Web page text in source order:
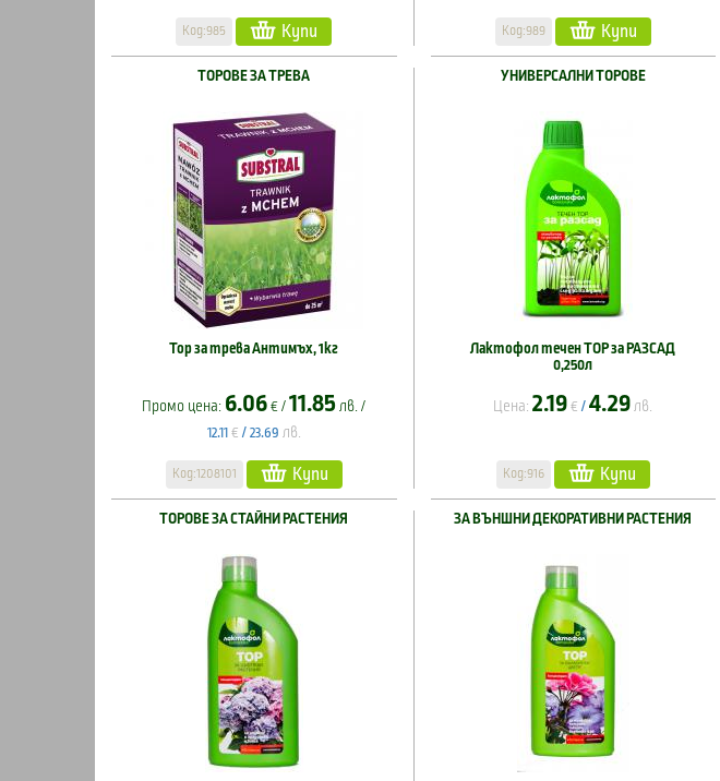
Код:985 Купи Код:989 Купи
ТОРОВЕ ЗА ТРЕВА
Тор за трева Антимъх, 1кг
Промо цена: 6.06 € / 11.85 лв. /
12.11 € / 23.69 лв.
Код:1208101 Купи
УНИВЕРСАЛНИ ТОРОВЕ
Лактофол течен ТОР за РАЗСАД
0,250л
Цена: 2.19 € /4.29 лв.
Код:916 Купи
ТОРОВЕ ЗА СТАЙНИ РАСТЕНИЯ ЗА ВЪНШНИ ДЕКОРАТИВНИ РАСТЕНИЯ